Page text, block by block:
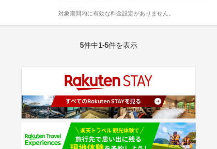
対象期間内に有効な料金設定がありません。
5件中1-5件を表示